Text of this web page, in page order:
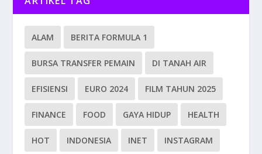
ALAM BERITA FORMULA 1
BURSA TRANSFER PEMAIN DI TANAH AIR
EFISIENSI EURO 2024 FILM TAHUN 2025
FINANCE FOOD GAYA HIDUP HEALTH
HOT INDONESIA INET INSTAGRAM